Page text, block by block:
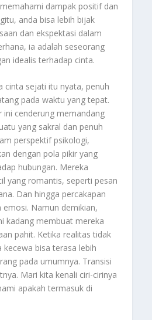
dampak positif dan
anda bisa lebih bijak
dan ekspektasi dalam
ia adalah seseorang
idealis terhadap cinta.
cinta sejati itu nyata, penuh
pada waktu yang tepat.
ini cenderung memandang
yang sakral dan penuh
perspektif psikologi,
dengan pola pikir yang
hubungan. Mereka
yang romantis, seperti pesan
Dan hingga percakapan
Namun demikian,
kadang membuat mereka
pahit. Ketika realitas tidak
kecewa bisa terasa lebih
pada umumnya. Transisi
Mari kita kenali ciri-cirinya
apakah termasuk di